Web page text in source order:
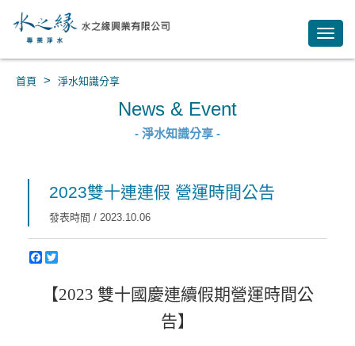
首頁 > 淨水知識分享
News & Event
- 淨水知識分享 -
2023雙十連連假 營運時間公告
發表時間 / 2023.10.06
【2023 雙十國慶連續假期營運時間公
告】